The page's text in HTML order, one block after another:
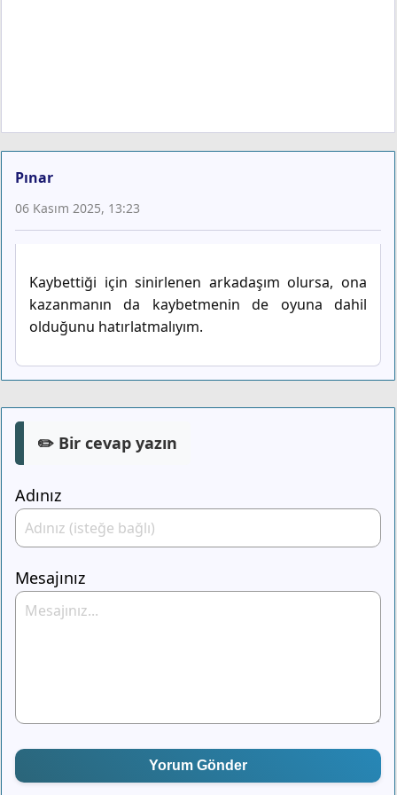
Pınar
06 Kasım 2025, 13:23
Kaybettiği için sinirlenen arkadaşım olursa, ona
kazanmanın da kaybetmenin de oyuna dahil
olduğunu hatırlatmalıyım.
✏️ Bir cevap yazın
Adınız
Mesajınız
Yorum Gönder